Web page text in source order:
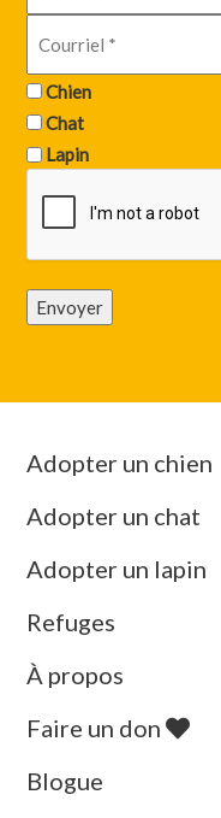
Chien
Chat
Lapin
Envoyer
Adopter un chien
Adopter un chat
Adopter un lapin
Refuges
À propos
Faire un don
Blogue